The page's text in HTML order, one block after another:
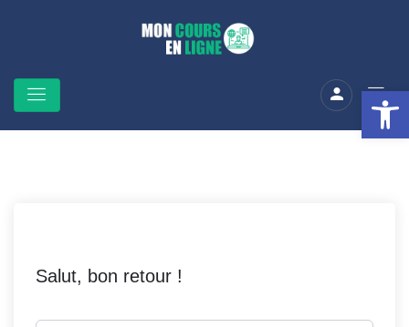
Salut, bon retour !